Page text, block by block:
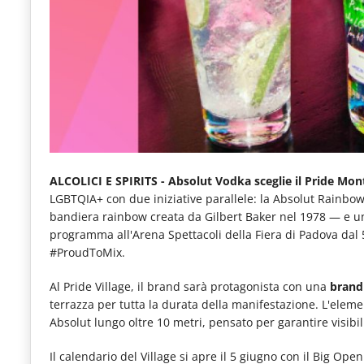
articoli
quotidiani
mondo
dell'alimentazione,
consumi
fuoricasa,
del
Service
e
tutte
ALCOLICI E SPIRITS - Absolut Vodka sceglie il Pride
LGBTQIA+ con due iniziative parallele: la Absolut
bandiera rainbow creata da Gilbert Baker nel 1978 — e
programma all'Arena Spettacoli della Fiera di Padova
#ProudToMix.
Al Pride Village, il brand sarà protagonista con una
terrazza per tutta la durata della manifestazione.
Absolut lungo oltre 10 metri, pensato per garantire
Il calendario del Village si apre il 5 giugno con il Big